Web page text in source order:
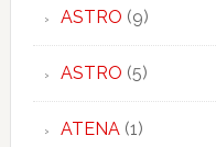
ASTRO (9)
ASTRO (5)
ATENA(1)